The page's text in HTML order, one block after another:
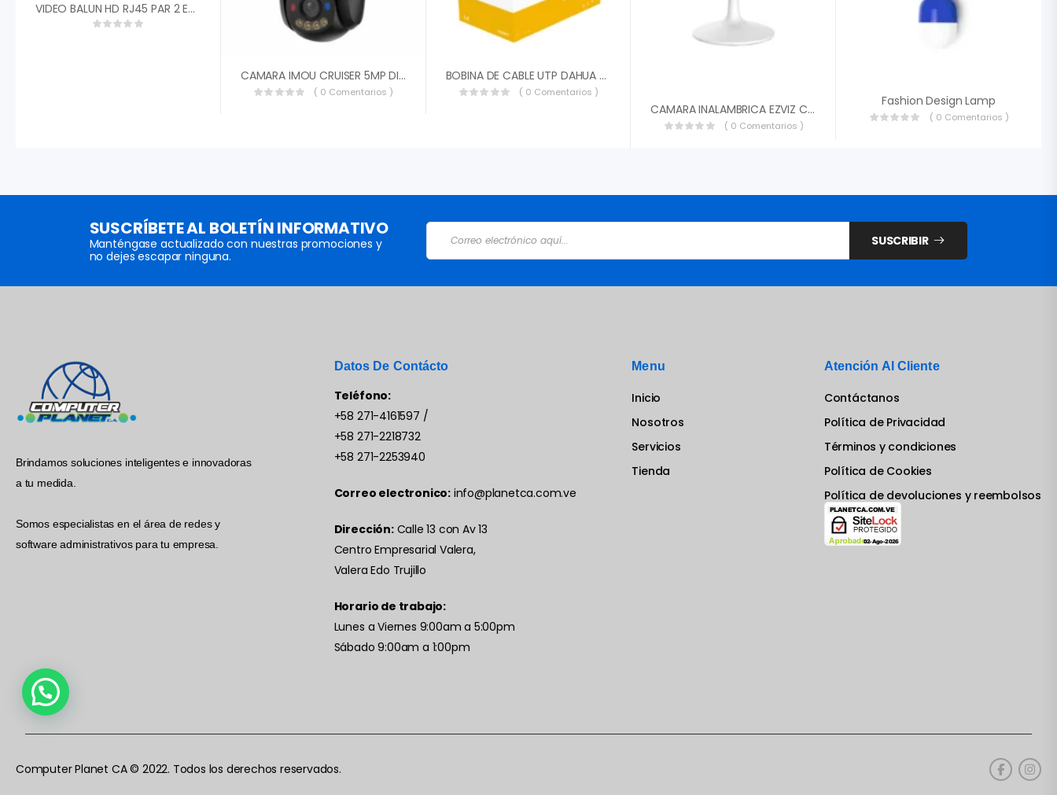
VIDEO BALUN HD RJ45 PAR 2 EN 1 VIDEO + CORRIENTE STC-VB21
CAMARA IMOU CRUISER 5MP DISUASION ACTIVA IPC-K7FN-5HOWE
( 0 Comentarios )
BOBINA DE CABLE UTP DAHUA 305MTS CAT6 100% COBRE PARA EXTERIOR NEGRO CERTIFICACION ANSI/TIA 568-C2 DH-PFM920-6U
( 0 Comentarios )
CAMARA INALAMBRICA EZVIZ CS-C1C-E0-1E2WF 2MP 1080P ULTRA-HD AUDIO BIDIRECIONAL LENTE 2.8MM SLOT MICROSD WIFI 2.4GHZ IR 20MTS CS-C1C-E0-1E2WF
( 0 Comentarios )
Fashion Design Lamp
( 0 Comentarios )
SUSCRÍBETE AL BOLETÍN INFORMATIVO
Manténgase actualizado con nuestras promociones y
no dejes escapar ninguna.
SUSCRIBIR
Brindamos soluciones inteligentes e innovadoras
a tu medida.
Somos especialistas en el área de redes y
software administrativos para tu empresa.
Datos De Contácto
Teléfono:
+58 271-4161597 /
+58 271-2218732
+58 271-2253940
Correo electronico: info@planetca.com.ve
Dirección:Calle 13 con Av 13
Centro Empresarial Valera,
Valera Edo Trujillo
Horario de trabajo:
Lunes a Viernes 9:00am a 5:00pm
Sábado 9:00am a 1:00pm
Menu
Inicio
Nosotros
Servicios
Tienda
Atención Al Cliente
Contáctanos
Política de Privacidad
Términos y condiciones
Política de Cookies
Política de devoluciones y reembolsos
Computer Planet CA © 2022. Todos los derechos reservados.